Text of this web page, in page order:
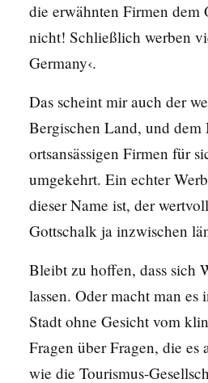
die erwähnten Firmen dem
nicht! Schließlich werben
Germany‹.
Das scheint mir auch der
Bergischen Land, und
ortsansässigen Firmen für
umgekehrt. Ein echter
dieser Name ist, der
Gottschalk ja inzwischen
Bleibt zu hoffen, dass sich
lassen. Oder macht man
Stadt ohne Gesicht vom
Fragen über Fragen, die
wie die Tourismus-